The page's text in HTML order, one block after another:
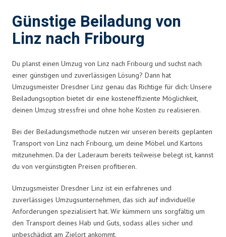
Günstige Beiladung von
Linz nach Fribourg
Du planst einen Umzug von Linz nach Fribourg und suchst nach
einer günstigen und zuverlässigen Lösung? Dann hat
Umzugsmeister Dresdner Linz genau das Richtige für dich: Unsere
Beiladungsoption bietet dir eine kosteneffiziente Möglichkeit,
deinen Umzug stressfrei und ohne hohe Kosten zu realisieren.
Bei der Beiladungsmethode nutzen wir unseren bereits geplanten
Transport von Linz nach Fribourg, um deine Möbel und Kartons
mitzunehmen. Da der Laderaum bereits teilweise belegt ist, kannst
du von vergünstigten Preisen profitieren.
Umzugsmeister Dresdner Linz ist ein erfahrenes und
zuverlässiges Umzugsunternehmen, das sich auf individuelle
Anforderungen spezialisiert hat. Wir kümmern uns sorgfältig um
den Transport deines Hab und Guts, sodass alles sicher und
unbeschädigt am Zielort ankommt.